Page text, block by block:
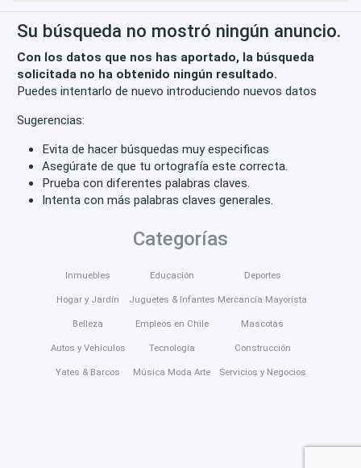
Su búsqueda no mostró ningún anuncio.
Con los datos que nos has aportado, la búsqueda
solicitada no ha obtenido ningún resultado.
Puedes intentarlo de nuevo introduciendo nuevos datos
Sugerencias:
Evita de hacer búsquedas muy especificas
Asegúrate de que tu ortografía este correcta.
Prueba con diferentes palabras claves.
Intenta con más palabras claves generales.
Categorías
Inmuebles
Hogar y Jardín
Belleza
Autos y Vehículos
Yates & Barcos
Educación
Juguetes & Infantes
Empleos en Chile
Tecnología
Música Moda Arte
Deportes
Mercancía Mayorista
Mascotas
Construcción
Servicios y Negocios